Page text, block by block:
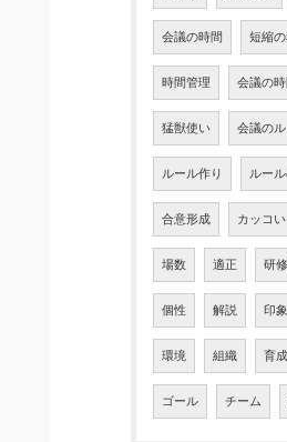
会議の時間 短縮
時間管理 会議の
猛獣使い 会議の
ルール作り ルー
合意形成 カッコ
場数 適正 研
個性 解説 印象
環境 組織 育成
ゴール チーム